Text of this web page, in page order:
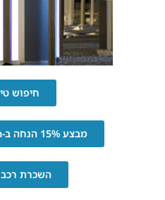
חיפוש
מבצע 15% הנחה ב-Booking.com
השכרת